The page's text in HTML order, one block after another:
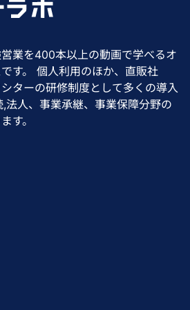
業を400本以上の動画で学べるオ
す。 個人利用のほか、直販社
ターの研修制度として多くの導入
法人、事業承継、事業保障分野の
す。